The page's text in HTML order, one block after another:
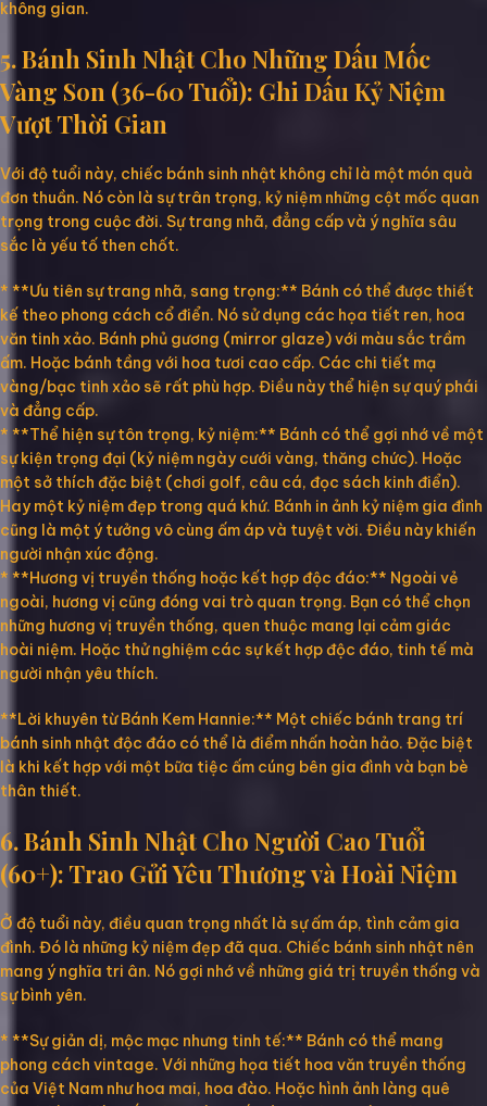
không gian.
5. Bánh Sinh Nhật Cho Những Dấu Mốc
Vàng Son (36-60 Tuổi): Ghi Dấu Kỷ Niệm
Vượt Thời Gian
Với độ tuổi này, chiếc bánh sinh nhật không chỉ là một món quà
đơn thuần. Nó còn là sự trân trọng, kỷ niệm những cột mốc quan
trọng trong cuộc đời. Sự trang nhã, đẳng cấp và ý nghĩa sâu
sắc là yếu tố then chốt.
* **Ưu tiên sự trang nhã, sang trọng:** Bánh có thể được thiết
kế theo phong cách cổ điển. Nó sử dụng các họa tiết ren, hoa
văn tinh xảo. Bánh phủ gương (mirror glaze) với màu sắc trầm
ấm. Hoặc bánh tầng với hoa tươi cao cấp. Các chi tiết mạ
vàng/bạc tinh xảo sẽ rất phù hợp. Điều này thể hiện sự quý phái
và đẳng cấp.
* **Thể hiện sự tôn trọng, kỷ niệm:** Bánh có thể gợi nhớ về một
sự kiện trọng đại (kỷ niệm ngày cưới vàng, thăng chức). Hoặc
một sở thích đặc biệt (chơi golf, câu cá, đọc sách kinh điển).
Hay một kỷ niệm đẹp trong quá khứ. Bánh in ảnh kỷ niệm gia đình
cũng là một ý tưởng vô cùng ấm áp và tuyệt vời. Điều này khiến
người nhận xúc động.
* **Hương vị truyền thống hoặc kết hợp độc đáo:** Ngoài vẻ
ngoài, hương vị cũng đóng vai trò quan trọng. Bạn có thể chọn
những hương vị truyền thống, quen thuộc mang lại cảm giác
hoài niệm. Hoặc thử nghiệm các sự kết hợp độc đáo, tinh tế mà
người nhận yêu thích.
**Lời khuyên từ Bánh Kem Hannie:** Một chiếc bánh trang trí
bánh sinh nhật độc đáo có thể là điểm nhấn hoàn hảo. Đặc biệt
là khi kết hợp với một bữa tiệc ấm cúng bên gia đình và bạn bè
thân thiết.
6. Bánh Sinh Nhật Cho Người Cao Tuổi
(60+): Trao Gửi Yêu Thương và Hoài Niệm
Ở độ tuổi này, điều quan trọng nhất là sự ấm áp, tình cảm gia
đình. Đó là những kỷ niệm đẹp đã qua. Chiếc bánh sinh nhật nên
mang ý nghĩa tri ân. Nó gợi nhớ về những giá trị truyền thống và
sự bình yên.
* **Sự giản dị, mộc mạc nhưng tinh tế:** Bánh có thể mang
phong cách vintage. Với những họa tiết hoa văn truyền thống
của Việt Nam như hoa mai, hoa đào. Hoặc hình ảnh làng quê